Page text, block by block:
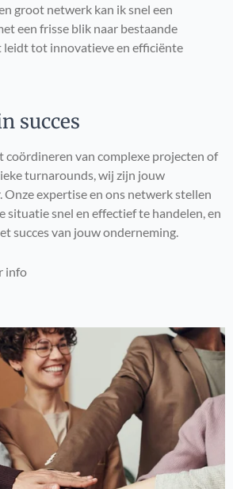
groot netwerk kan ik snel een
een frisse blik naar bestaande
leidt tot innovatieve en efficiënte
succes
coördineren van complexe projecten of
turnarounds, wij zijn jouw
expertise en ons netwerk stellen
situatie snel en effectief te handelen, en
succes van jouw onderneming.
info